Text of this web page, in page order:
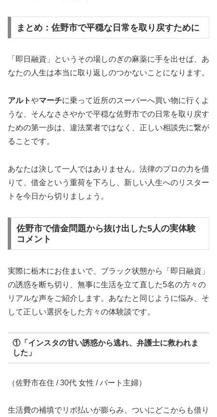
まとめ：佐野市で平穏な日常を取り戻すために
「即日融資」というその場しのぎの麻薬に手を出せば、あ
なたの人生は本当に取り返しのつかないことになります。
アルトやマーチに乗って近所のスーパーへ買い物に行くよ
うな、そんなささやかで平穏な佐野市での日常を取り戻す
ための第一歩は、違法業者ではなく、正しい相談先に繋が
ることです。
あなたは決して一人ではありません。法律のプロの力を借
りて、借金という重荷を下ろし、新しい人生へのリスター
トを今日から切りましょう。
佐野市で借金問題から抜け出した5人の実体験
コメント
実際に栃木にお住まいで、ブラック状態から「即日融資」
の誘惑を断ち切り、無事に生活を立て直した5名の方々の
リアルな声をご紹介します。あなたと同じように悩み、そ
して正しい選択をした方々の体験談です。
①「インスタの甘い誘惑から逃れ、弁護士に救われま
した」
（佐野市在住 / 30代 女性 / パート主婦）
生活費の補填でリボ払いが膨らみ、ついにどこからも借り